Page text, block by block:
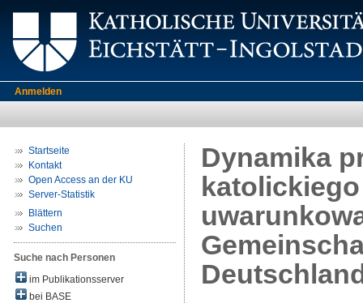
Anmelden
Startseite
Kontakt
Open Access an der KU
Server-Statistik
Blättern
Suchen
Suche nach Personen
im Publikationsserver
bei BASE
Dynamika